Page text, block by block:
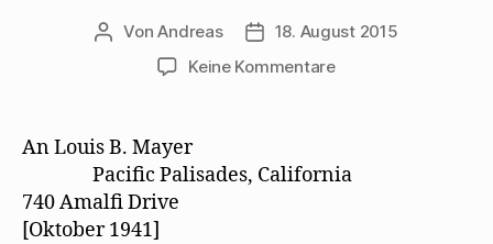
Beitragsautor
VonAndreas Beitragsdatum
18. August 2015
Keine Kommentarezu
sich
für
An Louis B. Mayer
Pacific Palisades, California
740 Amalﬁ Drive
[Oktober 1941]